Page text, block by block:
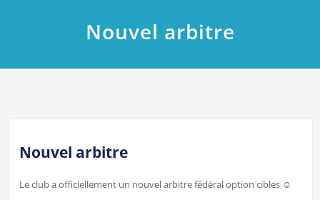
Nouvel arbitre
Nouvel arbitre
Le club a officiellement un nouvel arbitre fédéral option cibles ☺